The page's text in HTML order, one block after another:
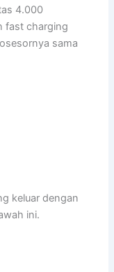
4.000
fast charging
sama
keluar dengan
ini.